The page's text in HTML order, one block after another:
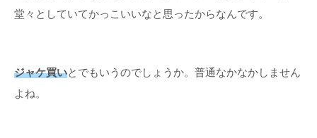
堂々としていてかっこいいなと思ったからなんです。
ジャケ買いとでもいうのでしょうか。普通なかなかしません
よね。